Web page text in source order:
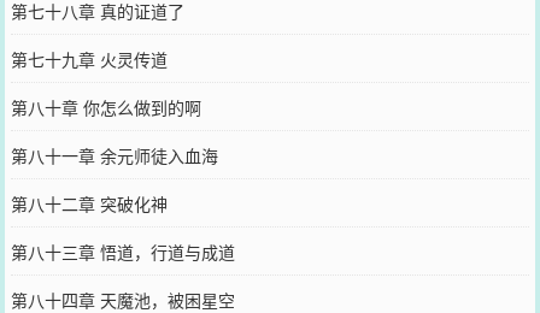
字
第七十八章 真的证道了
第七十九章 火灵传道
第八十章 你怎么做到的啊
第八十一章 余元师徒入血海
第八十二章 突破化神
第八十三章 悟道，行道与成道
第八十四章 天魔池，被困星空